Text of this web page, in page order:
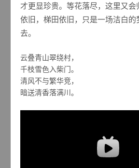
才更显珍贵。等花落尽，这里又
依旧，梯田依旧，只是一场洁白的
去。
云叠青山翠绕村，
千枝雪色入柴门。
清风不与繁华竞，
暗送清香落满川。